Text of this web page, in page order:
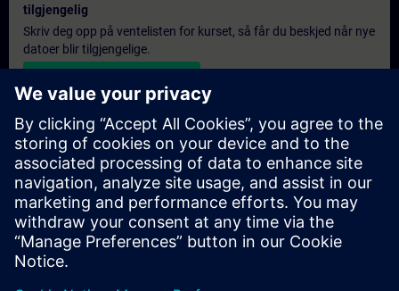
tilgjengelig
Skriv deg opp på ventelisten for kurset, så får du beskjed når nye
datoer blir tilgjengelige.
Personlig tilbud
Hvis du trenger et standard pristilbud for denne opplæringen,
for eksempel til innkjøpsavdelingen, kan du klikke på lenken
nedenfor. Du må først oppgi noen personopplysninger, og
deretter vil du motta et pristilbud på e-post.
Gi tilbud